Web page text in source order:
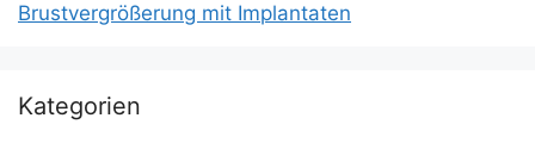
Brustvergrößerung mit Implantaten
Kategorien